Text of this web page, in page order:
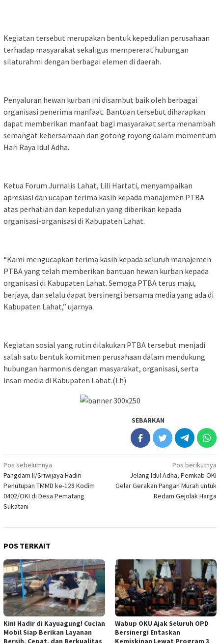
Kegiatan tersebut merupakan bentuk kepedulian perusahaan
terhadap masyarakat sekaligus mempererat hubungan
silaturahmi dengan berbagai elemen di daerah.
Penyaluran hewan kurban ini disambut baik oleh berbagai
organisasi penerima manfaat. Bantuan tersebut diharapkan
dapat memberikan manfaat bagi masyarakat serta menambah
semangat kebersamaan dan gotong royong dalam momentum
Hari Raya Idul Adha.
Ketua Forum Jurnalis Lahat, Lili Hartati, menyampaikan
apresiasi dan ucapan terima kasih kepada manajemen PTBA
atas perhatian dan kepedulian yang diberikan kepada
organisasi-organisasi di Kabupaten Lahat.
“Kami mengucapkan terima kasih kepada seluruh manajemen
PTBA yang telah memberikan bantuan hewan kurban kepada
organisasi di Kabupaten Lahat. Semoga PTBA terus maju,
berjaya, dan selalu dapat bersinergi bersama media yang ada di
Kabupaten Lahat,” ujarnya.
Kegiatan sosial yang rutin dilakukan PTBA tersebut menjadi
salah satu bentuk komitmen perusahaan dalam mendukung
hubungan harmonis dengan masyarakat, organisasi, serta
insan media di Kabupaten Lahat.(Lh)
SEBARKAN
Navigasi
pos
Pos sebelumnya
Pangdam II/Sriwijaya Hadiri
Penutupan TMMD ke-128 Kodim
0402/OKI di Desa Pematang
Sukatani
Pos berikutnya
Jelang Idul Adha, Pemkab OKI
Gelar Gerakan Pangan Murah untuk
Redam Gejolak Harga
POS TERKAIT
Kini Hadir di Kayuagung! Cucian
Mobil Siap Berikan Layanan
Bersih, Cepat, dan Berkualitas
Wabup OKU Ajak Seluruh OPD
Bersinergi Entaskan
Kemiskinan Lewat Program 3